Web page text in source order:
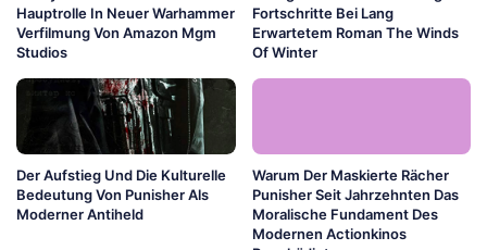
Hauptrolle In Neuer Warhammer
Verfilmung Von Amazon Mgm
Studios
Fortschritte Bei Lang
Erwartetem Roman The Winds
Of Winter
Der Aufstieg Und Die Kulturelle
Bedeutung Von Punisher Als
Moderner Antiheld
Warum Der Maskierte Rächer
Punisher Seit Jahrzehnten Das
Moralische Fundament Des
Modernen Actionkinos